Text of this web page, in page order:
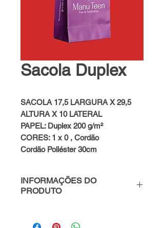
Sacola Duplex
SACOLA 17,5 LARGURA X 29,5
ALTURA X 10 LATERAL
PAPEL: Duplex 200 g/m²
CORES: 1 x 0 , Cordão
Cordão Poliéster 30cm
INFORMAÇÕES DO
PRODUTO
FALE CONOSCO - WhatsApp